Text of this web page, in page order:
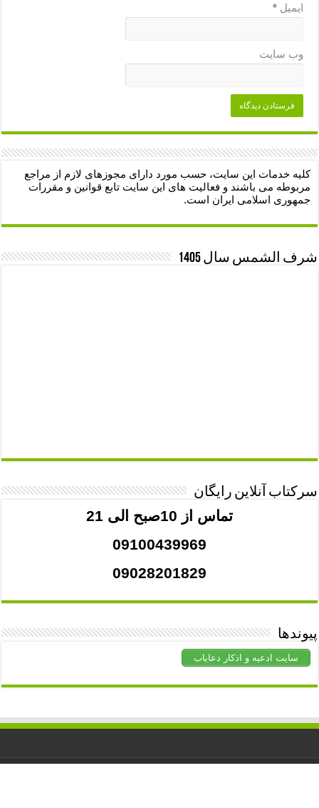
ایمیل*
وب‌ سایت
کلیه خدمات این سایت، حسب مورد دارای مجوزهای لازم از مراجع
مربوطه می باشند و فعالیت های این سایت تابع قوانین و مقررات
جمهوری اسلامی ایران است.
شرف الشمس سال 1405
سرکتاب آنلاین رایگان
تماس از 10صبح الی 21
09100439969
09028201829
پیوندها
سایت ادعیه و اذکار دعایاب